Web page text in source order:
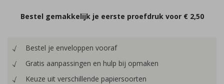
Bestel gemakkelijk je eerste proefdruk voor € 2,50
Bestel je enveloppen vooraf
Gratis aanpassingen en hulp bij opmaken
Keuze uit verschillende papiersoorten